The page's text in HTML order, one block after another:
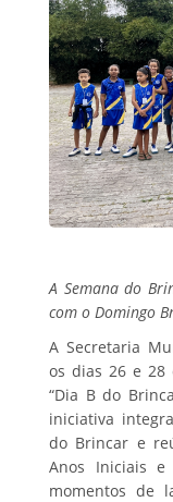
A Semana do
com o Domingo
A Secretaria
os dias 26 e 28
“Dia B do
iniciativa
do Brincar e
Anos Iniciais
momentos de